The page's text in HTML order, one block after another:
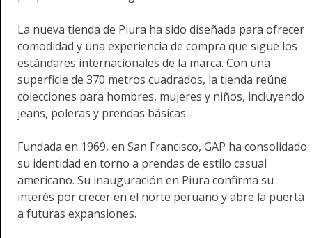
La nueva tienda de Piura ha sido diseñada para ofrecer
comodidad y una experiencia de compra que sigue los
estándares internacionales de la marca. Con una
superficie de 370 metros cuadrados, la tienda reúne
colecciones para hombres, mujeres y niños, incluyendo
jeans, poleras y prendas básicas.
Fundada en 1969, en San Francisco, GAP ha consolidado
su identidad en torno a prendas de estilo casual
americano. Su inauguración en Piura confirma su
interés por crecer en el norte peruano y abre la puerta
a futuras expansiones.